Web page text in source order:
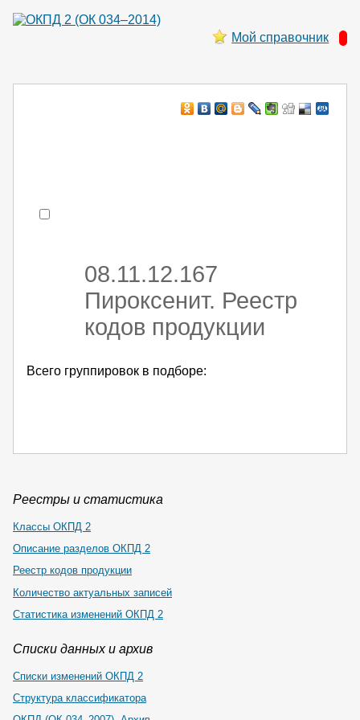
Мой справочник
08.11.12.167
Пироксенит. Реестр
кодов продукции
Всего группировок в подборе:
Реестры и статистика
Классы ОКПД 2
Описание разделов ОКПД 2
Реестр кодов продукции
Количество актуальных записей
Статистика изменений ОКПД 2
Списки данных и архив
Списки изменений ОКПД 2
Структура классификатора